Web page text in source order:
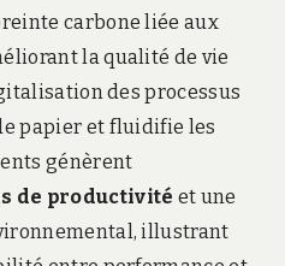
carbone liée aux
la qualité de vie
des processus
papier et fluidifie les
génèrent
de productivité et une
illustrant